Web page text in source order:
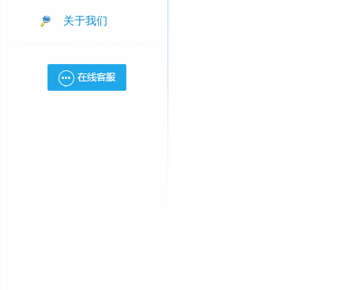
关于我们